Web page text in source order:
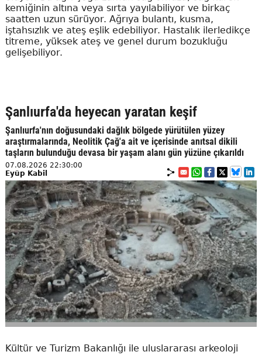
kemiğinin altına veya sırta yayılabiliyor ve birkaç
saatten uzun sürüyor. Ağrıya bulantı, kusma,
iştahsızlık ve ateş eşlik edebiliyor. Hastalık ilerledikçe
titreme, yüksek ateş ve genel durum bozukluğu
gelişebiliyor.
Şanlıurfa'da heyecan yaratan keşif
Şanlıurfa'nın doğusundaki dağlık bölgede yürütülen yüzey
araştırmalarında, Neolitik Çağ'a ait ve içerisinde anıtsal dikili
taşların bulunduğu devasa bir yaşam alanı gün yüzüne çıkarıldı
07.08.2026 22:30:00
Eyüp Kabil
Kültür ve Turizm Bakanlığı ile uluslararası arkeoloji